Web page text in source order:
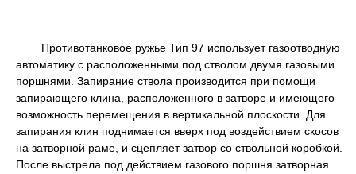
Противотанковое ружье Тип 97 использует газоотводную
автоматику с расположенными под стволом двумя газовыми
поршнями. Запирание ствола производится при помощи
запирающего клина, расположенного в затворе и имеющего
возможность перемещения в вертикальной плоскости. Для
запирания клин поднимается вверх под воздействием скосов
на затворной раме, и сцепляет затвор со ствольной коробкой.
После выстрела под действием газового поршня затворная